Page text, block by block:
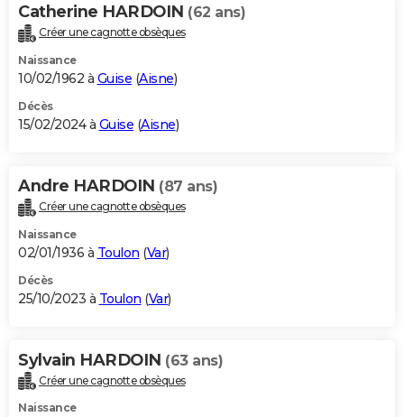
Catherine HARDOIN (62 ans)
Créer une cagnotte obsèques
Naissance
10/02/1962 à Guise (Aisne)
Décès
15/02/2024 à Guise (Aisne)
Andre HARDOIN (87 ans)
Créer une cagnotte obsèques
Naissance
02/01/1936 à Toulon (Var)
Décès
25/10/2023 à Toulon (Var)
Sylvain HARDOIN (63 ans)
Créer une cagnotte obsèques
Naissance